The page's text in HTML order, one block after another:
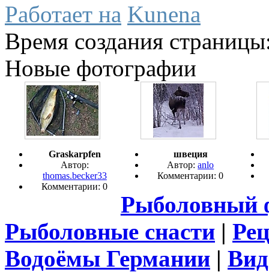
Работает на Kunena
Время создания
Новые фотографии
Graskarpfen
Автор:
thomas.becker33
Комментарии: 0
швеция
Автор:anlo
Комментарии: 0
Рыболовный
Рыболовные снасти |
Водоёмы Германии |